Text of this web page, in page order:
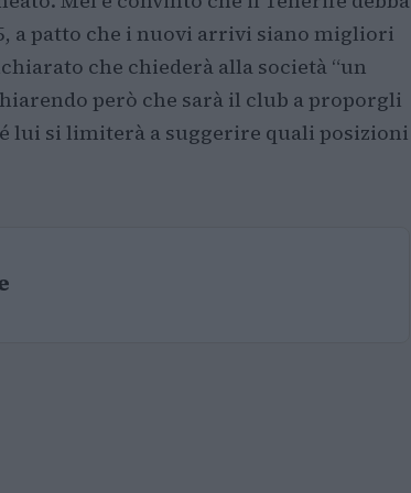
a patto che i nuovi arrivi siano migliori
che chiederà alla società “un
però che sarà il club a proporgli
lui si limiterà a suggerire quali posizioni